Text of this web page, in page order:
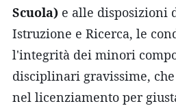
Scuola) e alle disposizioni
Istruzione e Ricerca, le
l'integrità dei minori
disciplinari gravissime,
nel licenziamento per